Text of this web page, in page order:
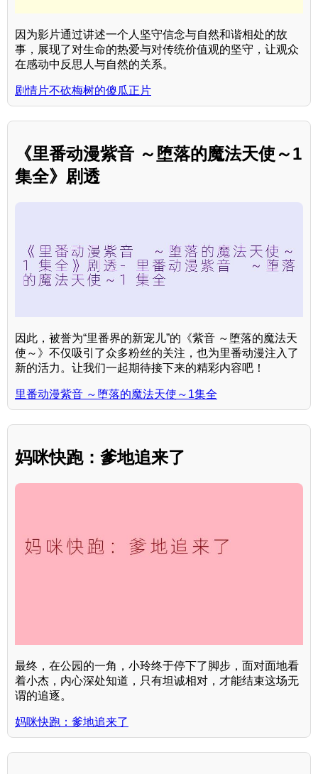
因为影片通过讲述一个人坚守信念与自然和谐相处的故
事，展现了对生命的热爱与对传统价值观的坚守，让观众
在感动中反思人与自然的关系。
剧情片不砍梅树的傻瓜正片
《里番动漫紫音 ～堕落的魔法天使～1
集全》剧透
因此，被誉为“里番界的新宠儿”的《紫音 ～堕落的魔法天
使～》不仅吸引了众多粉丝的关注，也为里番动漫注入了
新的活力。让我们一起期待接下来的精彩内容吧！
里番动漫紫音 ～堕落的魔法天使～1集全
妈咪快跑：爹地追来了
最终，在公园的一角，小玲终于停下了脚步，面对面地看
着小杰，内心深处知道，只有坦诚相对，才能结束这场无
谓的追逐。
妈咪快跑：爹地追来了